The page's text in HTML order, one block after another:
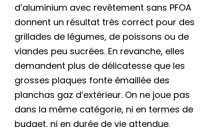
d’aluminium avec revêtement sans PFOA
donnent un résultat très correct pour des
grillades de légumes, de poissons ou de
viandes peu sucrées. En revanche, elles
demandent plus de délicatesse que les
grosses plaques fonte émaillée des
planchas gaz d’extérieur. On ne joue pas
dans la même catégorie, ni en termes de
budget, ni en durée de vie attendue.